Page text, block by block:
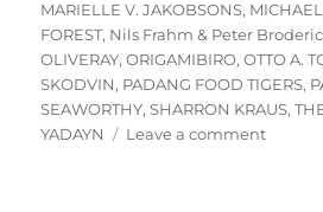
MARIELLE V. JAKOBSONS,
FOREST, Nils Frahm & Peter
OLIVERAY,ORIGAMIBIRO,OTTO A.
SKODVIN, PADANG FOOD TIGERS,
SEAWORTHY,SHARRON KRAUS,
YADAYN
Leave a commenton